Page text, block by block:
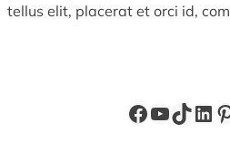
tellus elit, placerat et orci id,
Facebook